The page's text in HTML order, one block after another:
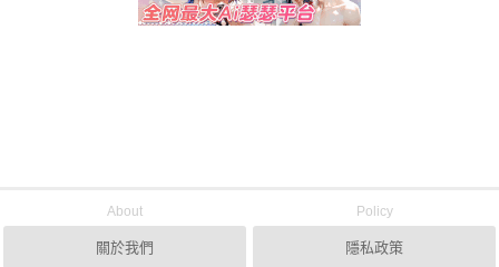
About
關於我們
Policy
隱私政策